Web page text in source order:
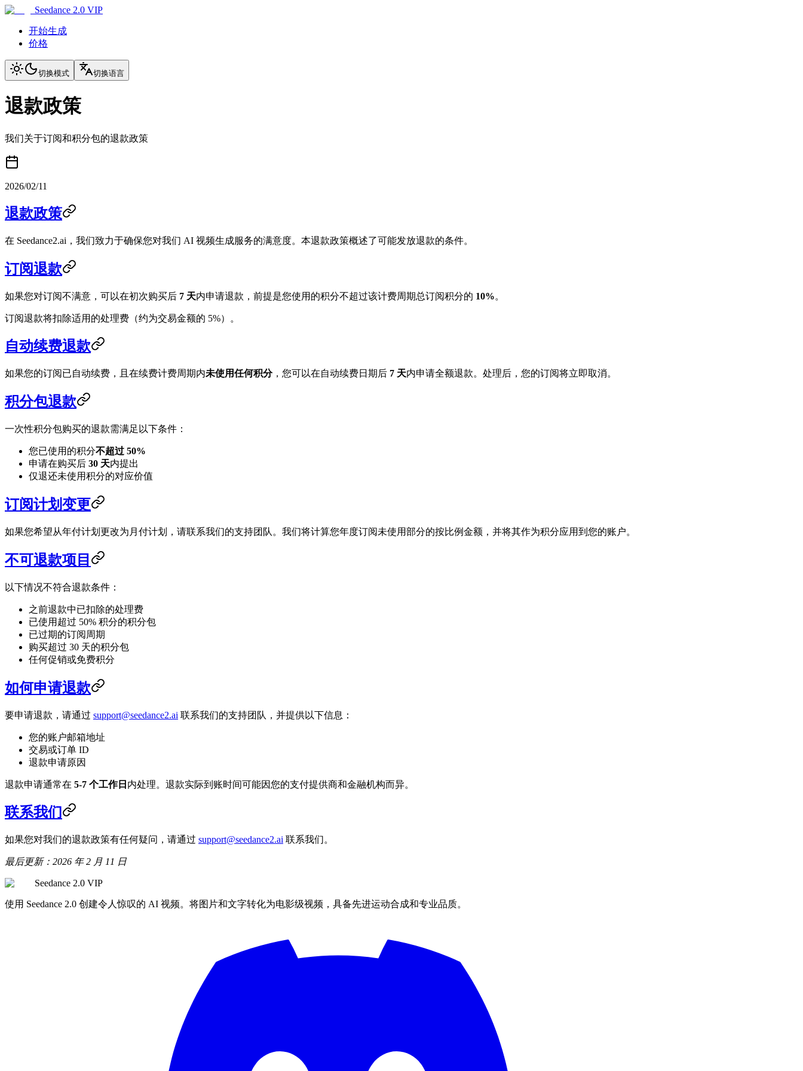
Seedance 2.0 VIP
开始生成
价格
切换模式 切换语言
退款政策
我们关于订阅和积分包的退款政策
2026/02/11
退款政策
在 Seedance2.ai，我们致力于确保您对我们 AI 视频生成服务的满意度。本退款政策概述了可能发放退款的条件。
订阅退款
如果您对订阅不满意，可以在初次购买后 7 天内申请退款，前提是您使用的积分不超过该计费周期总订阅积分的 10%。
订阅退款将扣除适用的处理费（约为交易金额的 5%）。
自动续费退款
如果您的订阅已自动续费，且在续费计费周期内未使用任何积分，您可以在自动续费日期后 7 天内申请全额退款。处理后，您的订阅将立即取消。
积分包退款
一次性积分包购买的退款需满足以下条件：
您已使用的积分不超过 50%
申请在购买后 30 天内提出
仅退还未使用积分的对应价值
订阅计划变更
如果您希望从年付计划更改为月付计划，请联系我们的支持团队。我们将计算您年度订阅未使用部分的按比例金额，并将其作为积分应用到您的账户。
不可退款项目
以下情况不符合退款条件：
之前退款中已扣除的处理费
已使用超过 50% 积分的积分包
已过期的订阅周期
购买超过 30 天的积分包
任何促销或免费积分
如何申请退款
要申请退款，请通过 support@seedance2.ai 联系我们的支持团队，并提供以下信息：
您的账户邮箱地址
交易或订单 ID
退款申请原因
退款申请通常在 5-7 个工作日 内处理。退款实际到账时间可能因您的支付提供商和金融机构而异。
联系我们
如果您对我们的退款政策有任何疑问，请通过 support@seedance2.ai 联系我们。
最后更新：2026 年 2 月 11 日
Seedance 2.0 VIP
使用 Seedance 2.0 创建令人惊叹的 AI 视频。将图片和文字转化为电影级视频，具备先进运动合成和专业品质。